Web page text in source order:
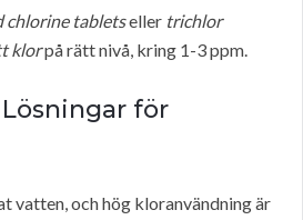
chlorine tabletseller trichlor
klorpå rätt nivå, kring 1-3 ppm.
för
vatten, och hög kloranvändning är